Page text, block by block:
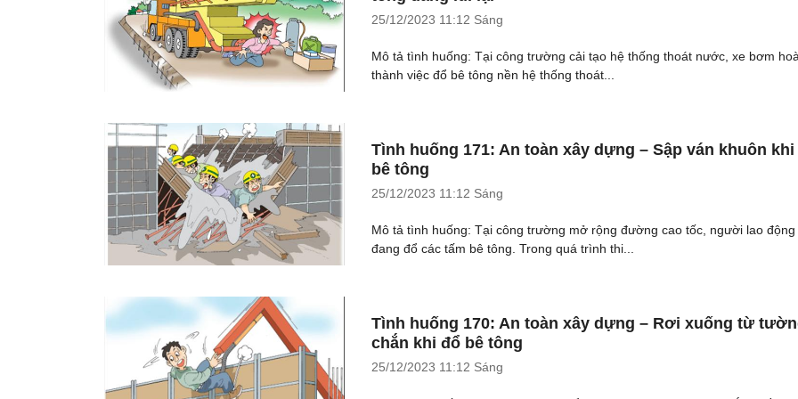
25/12/2023 11:12 Sáng
Mô tả tình huống: Tại công trường cải tạo hệ thống thoát nước, xe bơm
thành việc đổ bê tông nền hệ thống thoát...
Tình huống 171: An toàn xây dựng – Sập ván khuôn khi
bê tông
25/12/2023 11:12 Sáng
Mô tả tình huống: Tại công trường mở rộng đường cao tốc, người lao động
đang đổ các tấm bê tông. Trong quá trình thi...
Tình huống 170: An toàn xây dựng – Rơi xuống từ
chắn khi đổ bê tông
25/12/2023 11:12 Sáng